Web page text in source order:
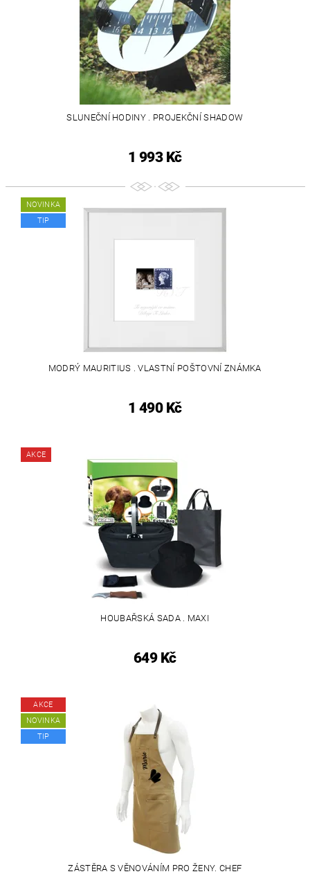
SLUNEČNÍ HODINY . PROJEKČNÍ SHADOW
1 993 Kč
NOVINKA
TIP
MODRÝ MAURITIUS . VLASTNÍ POŠTOVNÍ ZNÁMKA
1 490 Kč
AKCE
HOUBAŘSKÁ SADA . MAXI
649 Kč
AKCE
NOVINKA
TIP
ZÁSTĚRA S VĚNOVÁNÍM PRO ŽENY. CHEF